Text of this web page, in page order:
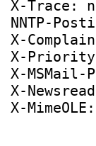
X-Trace:
NNTP-
X-
X-
X-
X-
X-